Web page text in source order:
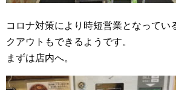
コロナ対策により時短営業となってい
クアウトもできるようです。
まずは店内へ。